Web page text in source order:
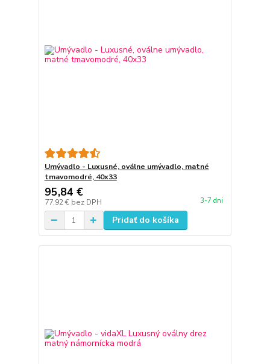
Umývadlo - Luxusné, oválne umývadlo, matné
tmavomodré, 40x33
95,84 €
77,92 € bez DPH 3-7 dni
Pridať do košíka